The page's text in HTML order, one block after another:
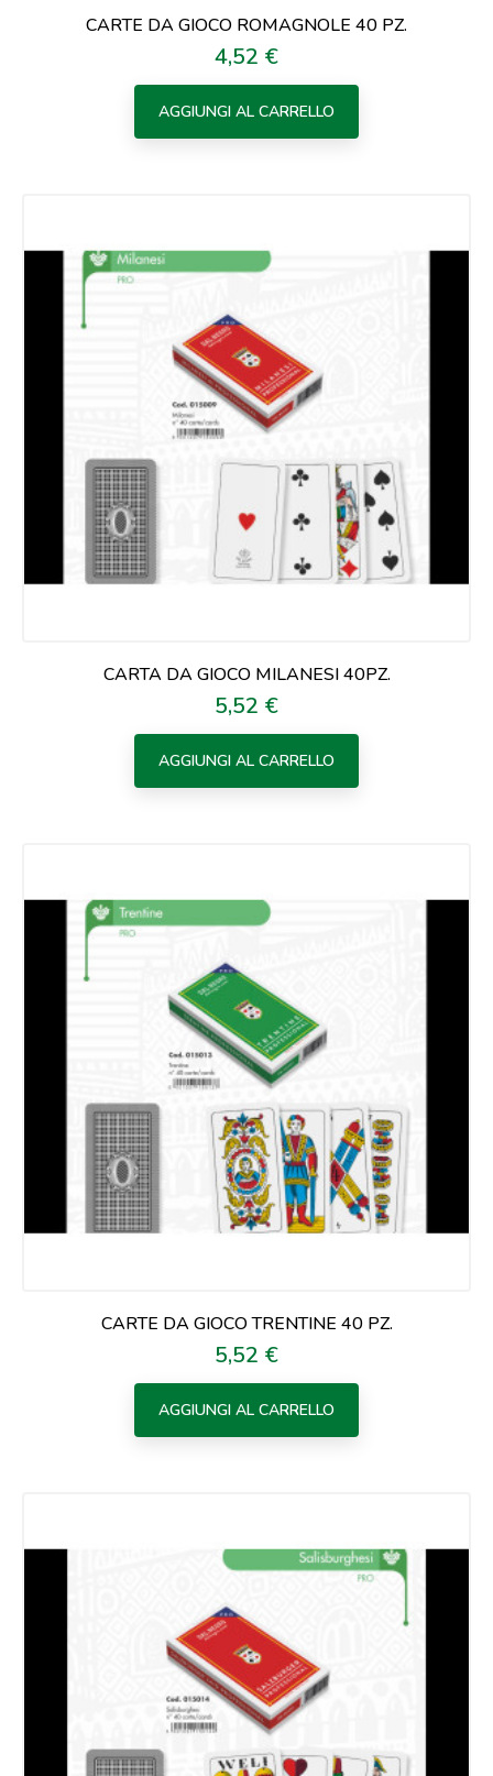
CARTE DA GIOCO ROMAGNOLE 40 PZ.
Prezzo
4,52 €
AGGIUNGI AL CARRELLO
CARTA DA GIOCO MILANESI 40PZ.
Prezzo
5,52 €
AGGIUNGI AL CARRELLO
CARTE DA GIOCO TRENTINE 40 PZ.
Prezzo
5,52 €
AGGIUNGI AL CARRELLO